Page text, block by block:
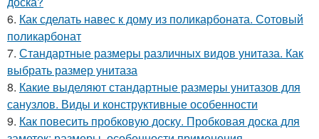
6. Как сделать навес к дому из поликарбоната. Сотовый
поликарбонат
7. Стандартные размеры различных видов унитаза. Как
выбрать размер унитаза
8. Какие выделяют стандартные размеры унитазов для
санузлов. Виды и конструктивные особенности
9. Как повесить пробковую доску. Пробковая доска для